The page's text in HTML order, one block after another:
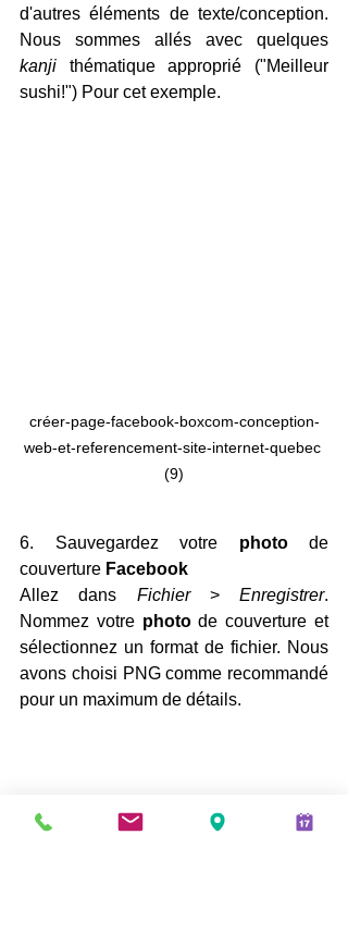
d'autres éléments de texte/conception.
kanji thématique approprié ("Meilleur
sushi!") Pour cet exemple.
créer-page-facebook-boxcom-conception-
web-et-referencement-site-internet-quebec
(9)
6. Sauvegardez votre photo de
couverture Facebook
Allez dans Fichier > Enregistrer.
Nommez votre photo de couverture et
sélectionnez un format de fichier. Nous
avons choisi PNG comme recommandé
pour un maximum de détails.